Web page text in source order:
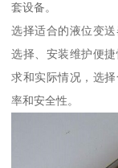
套设备。
选择适合的液位变
选择、安装维护便
求和实际情况，选
率和安全性。